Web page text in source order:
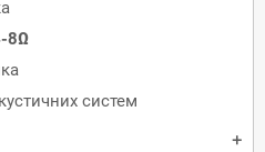
8Ω
систем
add